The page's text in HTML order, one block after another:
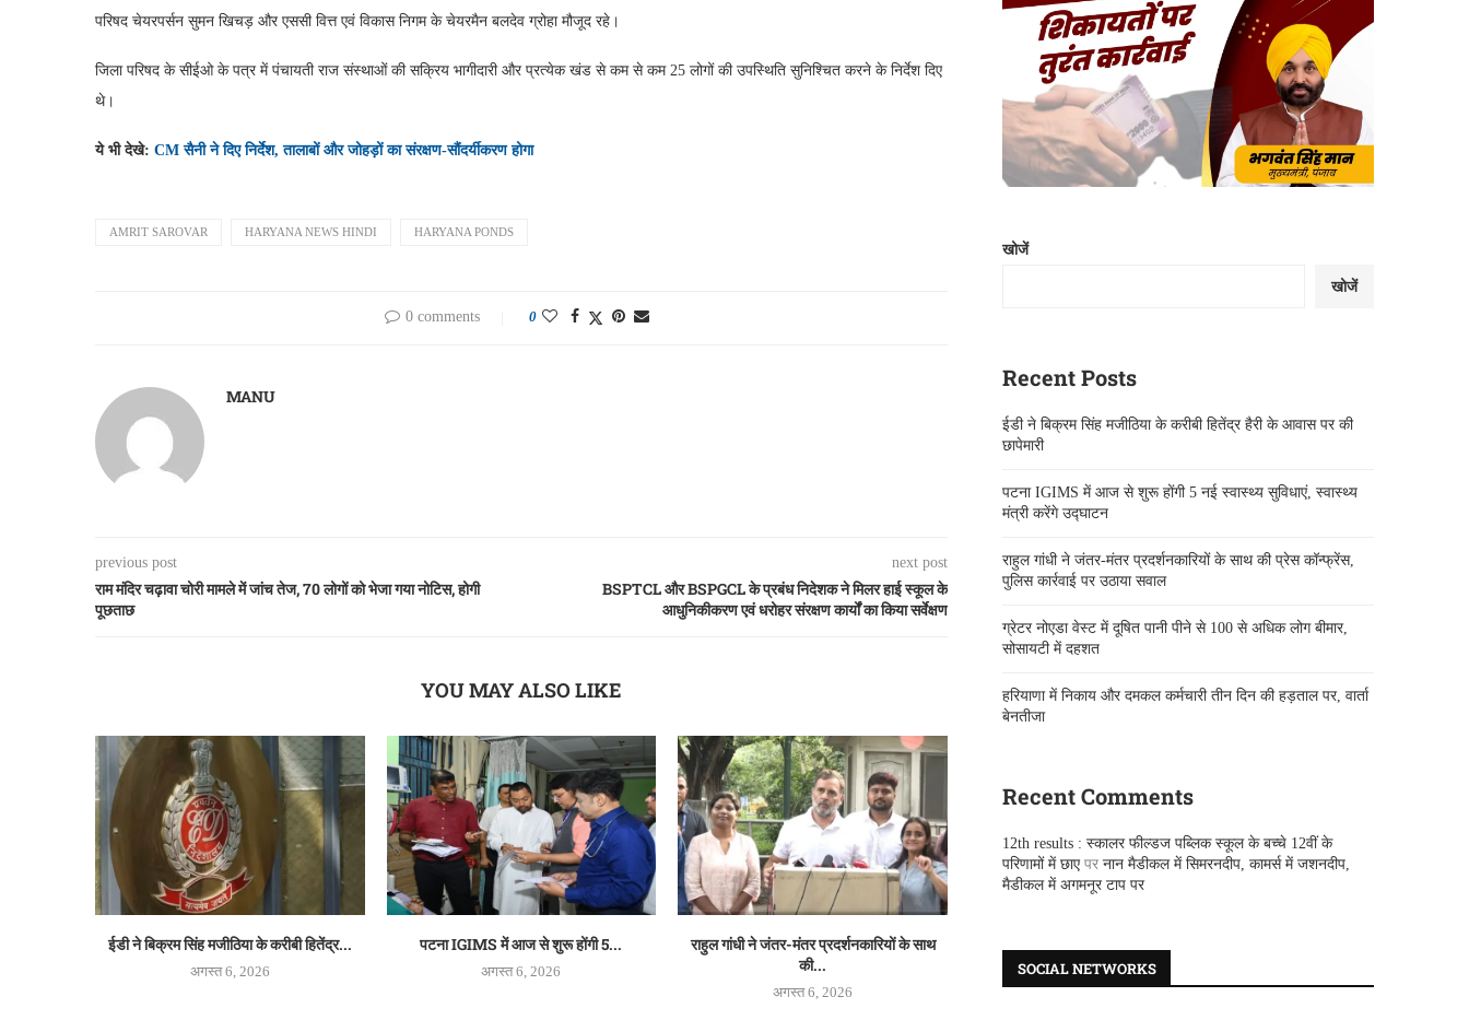
परिषद चेयरपर्सन सुमन खिचड़ और एससी वित्त एवं विकास निगम के चेयरमैन बलदेव ग्रोहा मौजूद रहे।
जिला परिषद के सीईओ के पत्र में पंचायती राज संस्थाओं की सक्रिय भागीदारी और प्रत्येक खंड से कम से कम 25 लोगों की उपस्थिति सुनिश्चित करने के निर्देश दिए
थे।
ये भी देखे: CM सैनी ने दिए निर्देश, तालाबों और जोहड़ों का संरक्षण-सौंदर्यीकरण होगा
AMRIT SAROVAR HARYANA NEWS HINDI HARYANA PONDS
0 comments 0
MANU
previous post
राम मंदिर चढ़ावा चोरी मामले में जांच तेज, 70 लोगों को भेजा गया नोटिस, होगी
पूछताछ
next post
BSPTCL और BSPGCL के प्रबंध निदेशक ने मिलर हाई स्कूल के
आधुनिकीकरण एवं धरोहर संरक्षण कार्यों का किया सर्वेक्षण
YOU MAY ALSO LIKE
ईडी ने बिक्रम सिंह मजीठिया के करीबी हितेंद्र...
अगस्त 6, 2026
पटना IGIMS में आज से शुरू होंगी 5...
अगस्त 6, 2026
राहुल गांधी ने जंतर-मंतर प्रदर्शनकारियों के साथ
की...
अगस्त 6, 2026
खोजें
खोजें
Recent Posts
ईडी ने बिक्रम सिंह मजीठिया के करीबी हितेंद्र हैरी के आवास पर की
छापेमारी
पटना IGIMS में आज से शुरू होंगी 5 नई स्वास्थ्य सुविधाएं, स्वास्थ्य
मंत्री करेंगे उद्घाटन
राहुल गांधी ने जंतर-मंतर प्रदर्शनकारियों के साथ की प्रेस कॉन्फ्रेंस,
पुलिस कार्रवाई पर उठाया सवाल
ग्रेटर नोएडा वेस्ट में दूषित पानी पीने से 100 से अधिक लोग बीमार,
सोसायटी में दहशत
हरियाणा में निकाय और दमकल कर्मचारी तीन दिन की हड़ताल पर, वार्ता
बेनतीजा
Recent Comments
12th results : स्कालर फील्डज पब्लिक स्कूल के बच्चे 12वीं के
परिणामों में छाएपर नान मैडीकल में सिमरनदीप, कामर्स में जशनदीप,
मैडीकल में अगमनूर टाप पर
SOCIAL NETWORKS